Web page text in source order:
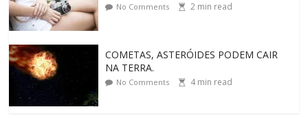
No Comments 2 min read
COMETAS, ASTERÓIDES PODEM CAIR
NA TERRA.
No Comments 4min read